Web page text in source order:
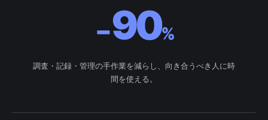
−90%
調査・記録・管理の手作業を減らし、向き合うべき人に時
間を使える。